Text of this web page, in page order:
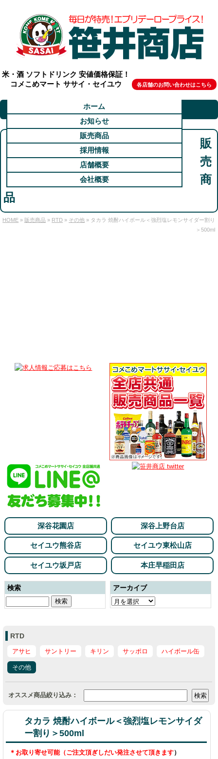
米・酒 ソフトドリンク 安値価格保証！
コメこめマート ササイ・セイユウ
各店舗のお問い合わせはこちら
ホーム
お知らせ
販売商品
採用情報
店舗概要
会社概要
販
売
商
品
HOME » 販売商品 » RTD » その他 » タカラ 焼酎ハイボール＜強烈塩レモンサイダー割り
＞500ml
深谷花園店 深谷上野台店
セイユウ熊谷店 セイユウ東松山店
セイユウ坂戸店 本庄早稲田店
検索 アーカイブ
RTD
アサヒ サントリー キリン サッポロ ハイボール缶
その他
オススメ商品絞り込み：
タカラ 焼酎ハイボール＜強烈塩レモンサイダ
ー割り＞500ml
＊お取り寄せ可能（ご注文頂ぎしだい発注させて頂きます）